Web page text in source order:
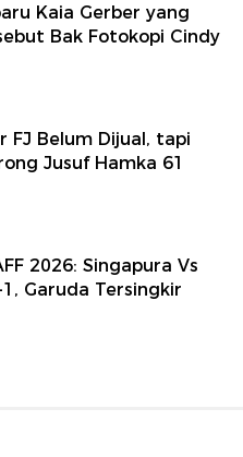
Kaia Gerber yang
Bak Fotokopi Cindy
FJ Belum Dijual, tapi
Jusuf Hamka 61
2026: Singapura Vs
Garuda Tersingkir